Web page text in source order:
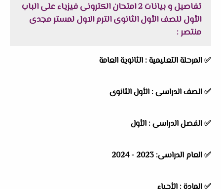
تفاصيل و بيانات
2 امتحان الكترونى فيزياء على الباب
الأول للصف الأول الثانوى الترم الاول لمستر مجدى
منتصر:
✅ المرحلة التعليمية : الثانوية العامة
✅ الصف الدراسى : الأول الثانوى
✅ الفصل الدراسى : الأول
✅ العام الدراسى: 2023 - 2024